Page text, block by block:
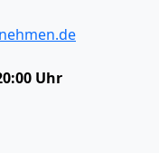
Uhr